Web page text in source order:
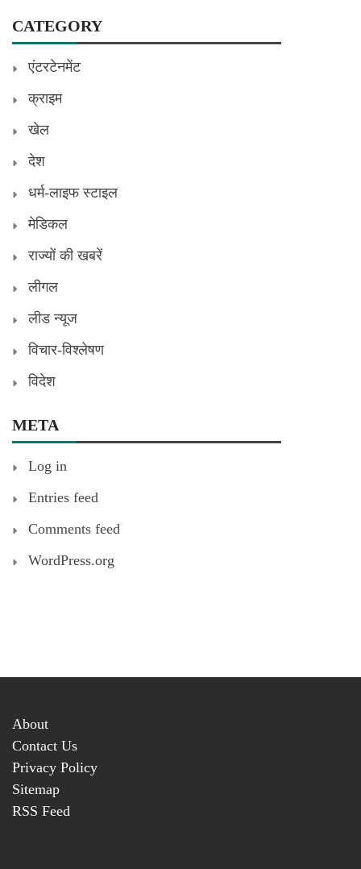
CATEGORY
एंटरटेनमेंट
क्राइम
खेल
देश
धर्म-लाइफ स्टाइल
मेडिकल
राज्यों की खबरें
लीगल
लीड न्यूज
विचार-विश्लेषण
विदेश
META
Log in
Entries feed
Comments feed
WordPress.org
About
Contact Us
Privacy Policy
Sitemap
RSS Feed